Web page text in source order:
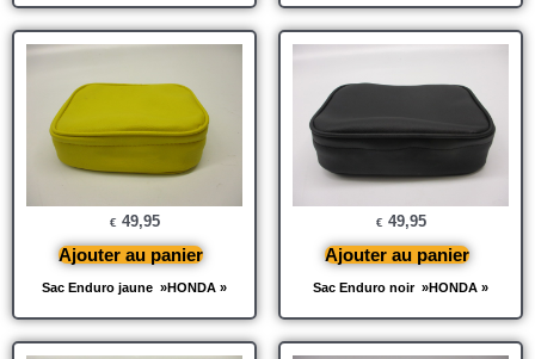
Sac Enduro jaune »HONDA »
€ 49,95
Ajouter au panier
Sac Enduro noir »HONDA »
€ 49,95
Ajouter au panier